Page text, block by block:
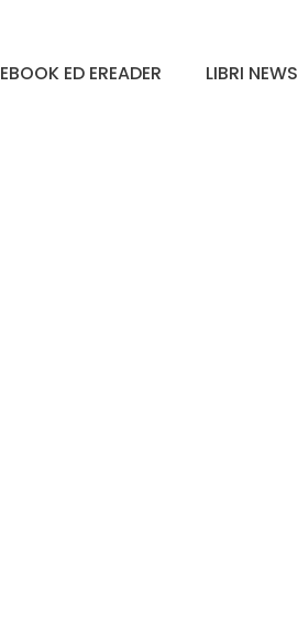
EBOOK ED EREADER LIBRI NEWS